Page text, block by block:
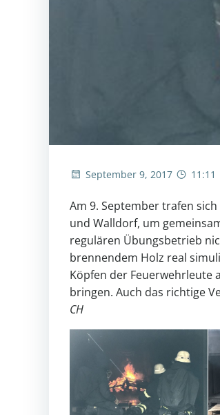
September 9, 2017 11:11
Am 9. September trafen
und Walldorf, um
regulären Übungsbetrieb
brennendem Holz real
Köpfen der Feuerwehrleute
bringen. Auch das richtige
CH